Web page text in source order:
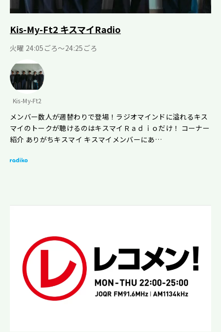
Kis-My-Ft2 キスマイRadio
火曜 24:05ごろ～24:25ごろ
Kis-My-Ft2
メンバー数人が週替わりで登場！ラジオマインドに溢れるキス
マイのトークが聴けるのはキスマイＲａｄｉｏだけ！ コーナー
紹介 ありがちキスマイ キスマイメンバーにあ…